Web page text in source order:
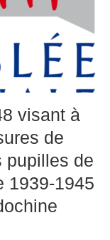
visant à
de
pupilles de
1939-1945